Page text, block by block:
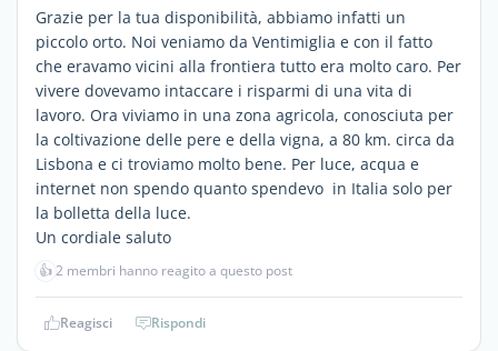
Grazie per la tua disponibilità, abbiamo infatti un
piccolo orto. Noi veniamo da Ventimiglia e con il fatto
che eravamo vicini alla frontiera tutto era molto caro. Per
vivere dovevamo intaccare i risparmi di una vita di
lavoro. Ora viviamo in una zona agricola, conosciuta per
la coltivazione delle pere e della vigna, a 80 km. circa da
Lisbona e ci troviamo molto bene. Per luce, acqua e
internet non spendo quanto spendevo in Italia solo per
la bolletta della luce.
Un cordiale saluto
👍2 membri hanno reagito a questo post
Reagisci Rispondi